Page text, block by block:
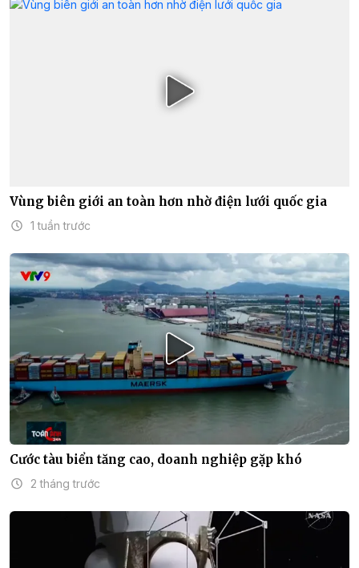
Vùng biên giới an toàn hơn nhờ điện lưới quốc gia
1 tuần trước
Cước tàu biển tăng cao, doanh nghiệp gặp khó
2 tháng trước